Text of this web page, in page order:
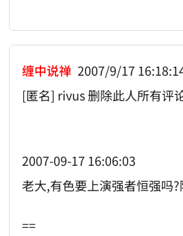
缠中说禅 2007/9/17
[匿名] rivus 删除此人所有评
2007-09-17 16:06:03
老大,有色要上演强者恒强吗
==